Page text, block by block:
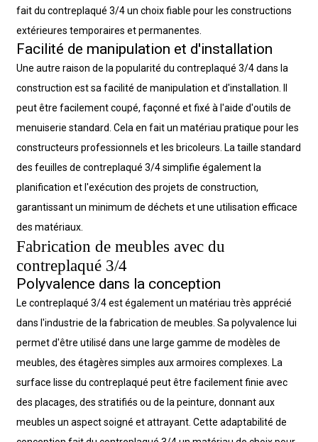
fait du contreplaqué 3/4 un choix fiable pour les constructions
extérieures temporaires et permanentes.
Facilité de manipulation et d'installation
Une autre raison de la popularité du contreplaqué 3/4 dans la
construction est sa facilité de manipulation et d'installation. Il
peut être facilement coupé, façonné et fixé à l'aide d'outils de
menuiserie standard. Cela en fait un matériau pratique pour les
constructeurs professionnels et les bricoleurs. La taille standard
des feuilles de contreplaqué 3/4 simplifie également la
planification et l'exécution des projets de construction,
garantissant un minimum de déchets et une utilisation efficace
des matériaux.
Fabrication de meubles avec du
contreplaqué 3/4
Polyvalence dans la conception
Le contreplaqué 3/4 est également un matériau très apprécié
dans l'industrie de la fabrication de meubles. Sa polyvalence lui
permet d'être utilisé dans une large gamme de modèles de
meubles, des étagères simples aux armoires complexes. La
surface lisse du contreplaqué peut être facilement finie avec
des placages, des stratifiés ou de la peinture, donnant aux
meubles un aspect soigné et attrayant. Cette adaptabilité de